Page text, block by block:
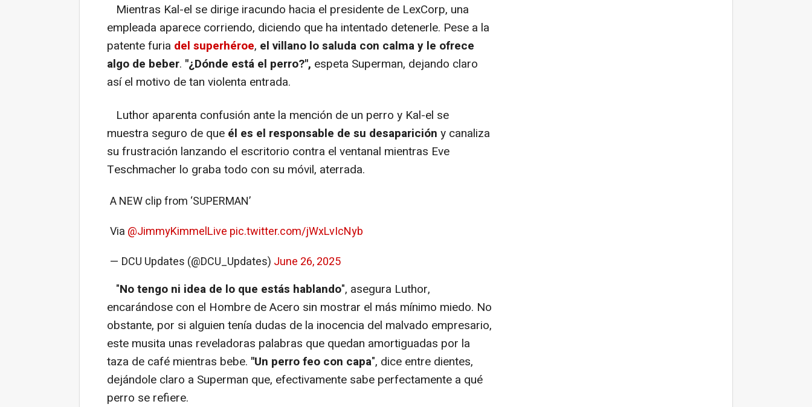
Mientras Kal-el se dirige iracundo hacia el presidente de LexCorp, una
empleada aparece corriendo, diciendo que ha intentado detenerle. Pese a la
patente furia del superhéroe, el villano lo saluda con calma y le ofrece
algo de beber. "¿Dónde está el perro?", espeta Superman, dejando claro
así el motivo de tan violenta entrada.
Luthor aparenta confusión ante la mención de un perro y Kal-el se
muestra seguro de que él es el responsable de su desaparición y canaliza
su frustración lanzando el escritorio contra el ventanal mientras Eve
Teschmacher lo graba todo con su móvil, aterrada.
A NEW clip from ‘SUPERMAN’
Via @JimmyKimmelLive pic.twitter.com/jWxLvIcNyb
— DCU Updates (@DCU_Updates) June 26, 2025
"No tengo ni idea de lo que estás hablando", asegura Luthor,
encarándose con el Hombre de Acero sin mostrar el más mínimo miedo. No
obstante, por si alguien tenía dudas de la inocencia del malvado empresario,
este musita unas reveladoras palabras que quedan amortiguadas por la
taza de café mientras bebe. "Un perro feo con capa", dice entre dientes,
dejándole claro a Superman que, efectivamente sabe perfectamente a qué
perro se refiere.